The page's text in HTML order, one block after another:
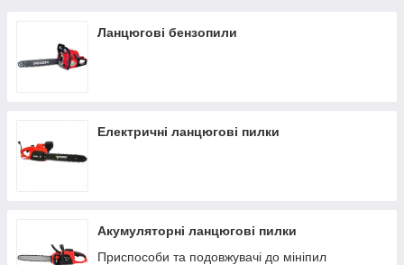
Ланцюгові бензопили
Електричні ланцюгові пилки
Акумуляторні ланцюгові пилки
Приспособи та подовжувачі до мініпил